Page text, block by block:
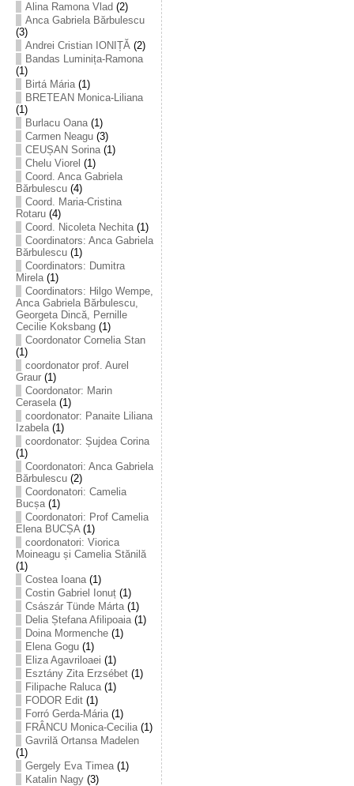
Alina Ramona Vlad (2)
Anca Gabriela Bărbulescu
(3)
Andrei Cristian IONIȚĂ(2)
Bandas Luminița-Ramona
(1)
Birtá Mária(1)
BRETEAN Monica-Liliana
(1)
Burlacu Oana(1)
Carmen Neagu(3)
CEUȘAN Sorina(1)
Chelu Viorel (1)
Coord. Anca Gabriela
Bărbulescu(4)
Coord. Maria-Cristina
Rotaru(4)
Coord. Nicoleta Nechita(1)
Coordinators: Anca Gabriela
Bărbulescu(1)
Coordinators: Dumitra
Mirela(1)
Coordinators: Hilgo Wempe,
Anca Gabriela Bărbulescu,
Georgeta Dincă, Pernille
Cecilie Koksbang(1)
Coordonator Cornelia Stan
(1)
coordonator prof. Aurel
Graur(1)
Coordonator: Marin
Cerasela(1)
coordonator: Panaite Liliana
Izabela(1)
coordonator: Șujdea Corina
(1)
Coordonatori: Anca Gabriela
Bărbulescu(2)
Coordonatori: Camelia
Bucșa(1)
Coordonatori: Prof Camelia
Elena BUCȘA(1)
coordonatori: Viorica
Moineagu și Camelia Stănilă
(1)
Costea Ioana(1)
Costin Gabriel Ionuț(1)
Császár Tünde Márta(1)
Delia Ștefana Afilipoaia(1)
Doina Mormenche(1)
Elena Gogu(1)
Eliza Agavriloaei (1)
Esztány Zita Erzsébet(1)
Filipache Raluca(1)
FODOR Edit(1)
Forró Gerda-Mária(1)
FRÂNCU Monica-Cecilia(1)
Gavrilă Ortansa Madelen
(1)
Gergely Eva Timea(1)
Katalin Nagy(3)